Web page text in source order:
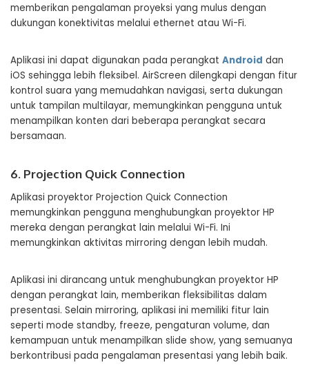
memberikan pengalaman proyeksi yang mulus dengan
dukungan konektivitas melalui ethernet atau Wi-Fi.
Aplikasi ini dapat digunakan pada perangkat Android dan
iOS sehingga lebih fleksibel. AirScreen dilengkapi dengan fitur
kontrol suara yang memudahkan navigasi, serta dukungan
untuk tampilan multilayar, memungkinkan pengguna untuk
menampilkan konten dari beberapa perangkat secara
bersamaan.
6. Projection Quick Connection
Aplikasi proyektor Projection Quick Connection
memungkinkan pengguna menghubungkan proyektor HP
mereka dengan perangkat lain melalui Wi-Fi. Ini
memungkinkan aktivitas mirroring dengan lebih mudah.
Aplikasi ini dirancang untuk menghubungkan proyektor HP
dengan perangkat lain, memberikan fleksibilitas dalam
presentasi. Selain mirroring, aplikasi ini memiliki fitur lain
seperti mode standby, freeze, pengaturan volume, dan
kemampuan untuk menampilkan slide show, yang semuanya
berkontribusi pada pengalaman presentasi yang lebih baik.